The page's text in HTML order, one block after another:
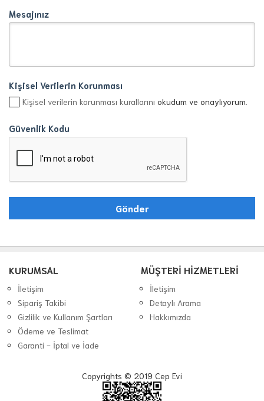
Mesajınız
Kişisel Verilerin Korunması
Kişisel verilerin korunması kurallarını okudum ve onaylıyorum.
Güvenlik Kodu
KURUMSAL
İletişim
Sipariş Takibi
Gizlilik ve Kullanım Şartları
Ödeme ve Teslimat
Garanti - İptal ve İade
MÜŞTERİ HİZMETLERİ
İletişim
Detaylı Arama
Hakkımızda
Copyrights © 2019 Cep Evi